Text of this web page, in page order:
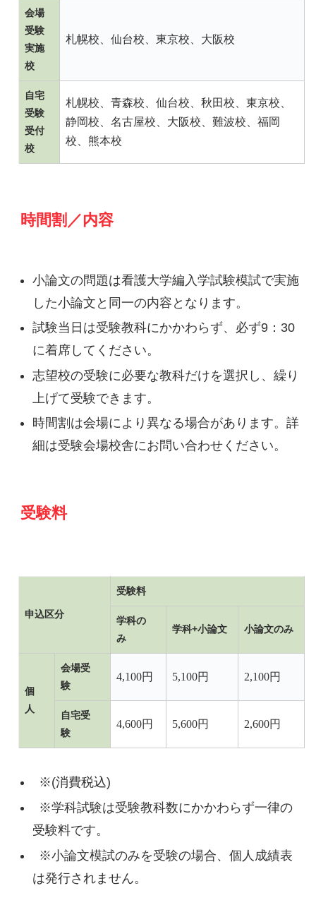
会場
受験
実施
校
札幌校、仙台校、東京校、大阪校
自宅
受験
受付
校
札幌校、青森校、仙台校、秋田校、東京校、
静岡校、名古屋校、大阪校、難波校、福岡
校、熊本校
時間割／内容
小論文の問題は看護大学編入学試験模試で実施
した小論文と同一の内容となります。
試験当日は受験教科にかかわらず、必ず9：30
に着席してください。
志望校の受験に必要な教科だけを選択し、繰り
上げて受験できます。
時間割は会場により異なる場合があります。詳
細は受験会場校舎にお問い合わせください。
受験料
申込区分
受験料
学科の
み
学科+小論文 小論文のみ
個
人
会場受
験
4,100円 5,100円 2,100円
自宅受
験
4,600円 5,600円 2,600円
※(消費税込)
※学科試験は受験教科数にかかわらず一律の
受験料です。
※小論文模試のみを受験の場合、個人成績表
は発行されません。